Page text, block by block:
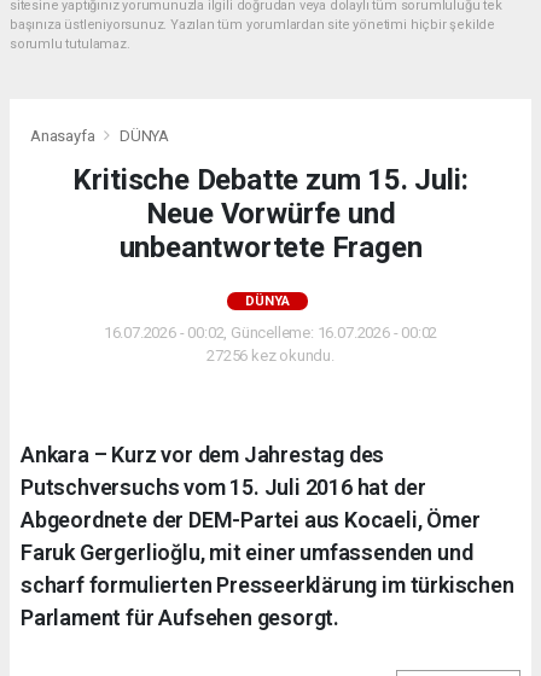
sitesine yaptığınız yorumunuzla ilgili doğrudan veya dolaylı tüm sorumluluğu tek
başınıza üstleniyorsunuz. Yazılan tüm yorumlardan site yönetimi hiçbir şekilde
sorumlu tutulamaz.
Anasayfa DÜNYA
Kritische Debatte zum 15. Juli:
Neue Vorwürfe und
unbeantwortete Fragen
DÜNYA
16.07.2026 - 00:02, Güncelleme: 16.07.2026 - 00:02
27256 kez okundu.
Ankara – Kurz vor dem Jahrestag des
Putschversuchs vom 15. Juli 2016 hat der
Abgeordnete der DEM-Partei aus Kocaeli, Ömer
Faruk Gergerlioğlu, mit einer umfassenden und
scharf formulierten Presseerklärung im türkischen
Parlament für Aufsehen gesorgt.